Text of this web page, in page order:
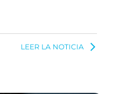
LEER LA NOTICIA